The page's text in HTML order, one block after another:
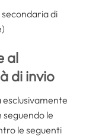
di
al
di invio
le
le seguenti